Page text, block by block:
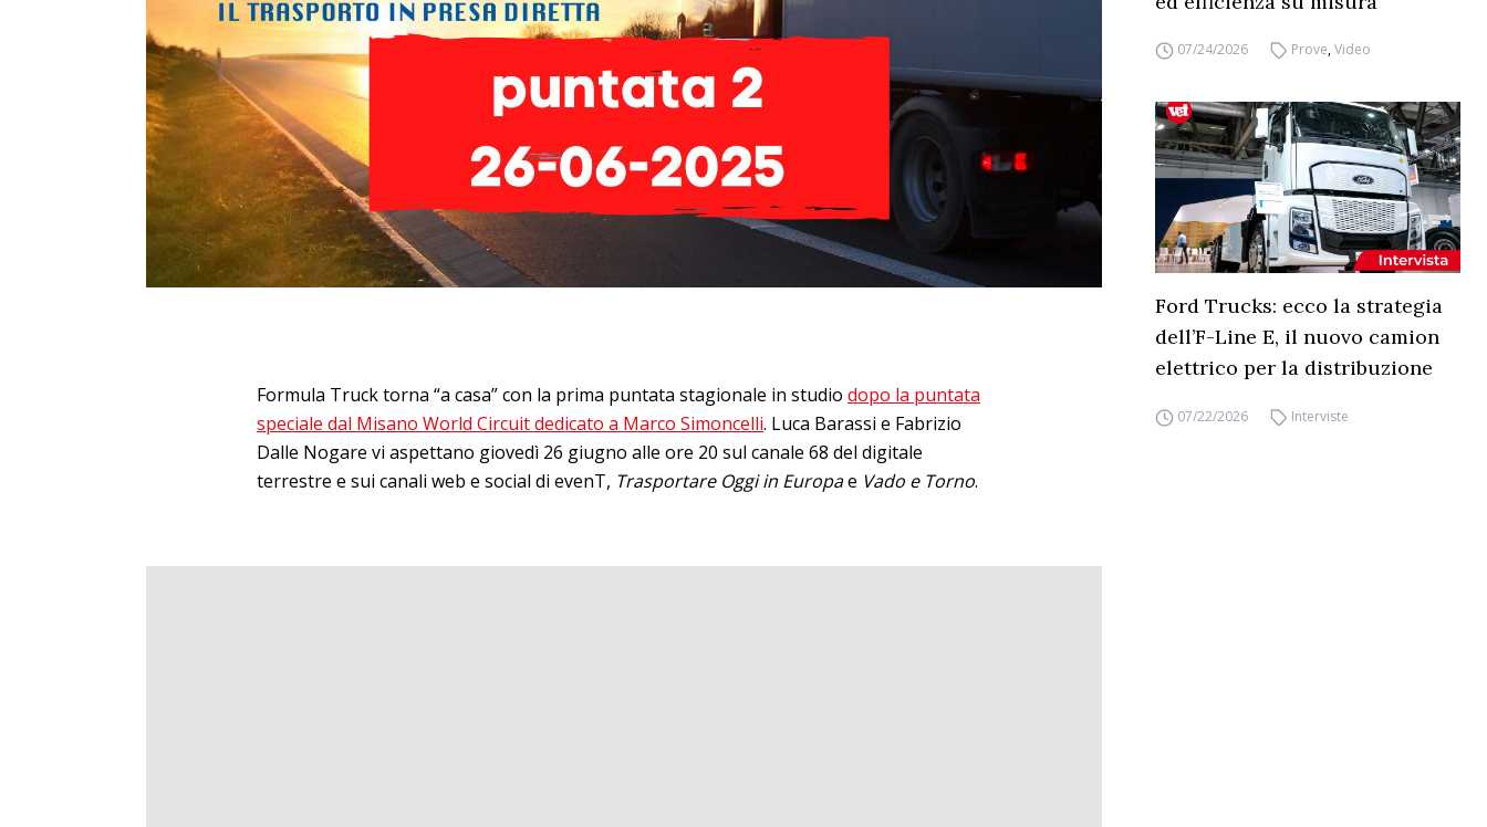
Formula Truck torna “a casa” con la prima puntata stagionale in studio dopo la puntata
speciale dal Misano World Circuit dedicato a Marco Simoncelli. Luca Barassi e Fabrizio
Dalle Nogare vi aspettano giovedì 26 giugno alle ore 20 sul canale 68 del digitale
terrestre e sui canali web e social di evenT, Trasportare Oggi in Europae Vado e Torno.
07/24/2026 Prove,Video
Ford Trucks: ecco la strategia
dell’F-Line E, il nuovo camion
elettrico per la distribuzione
07/22/2026 Interviste